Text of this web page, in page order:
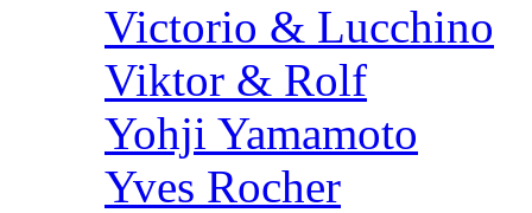
Victorio & Lucchino
Viktor & Rolf
Yohji Yamamoto
Yves Rocher